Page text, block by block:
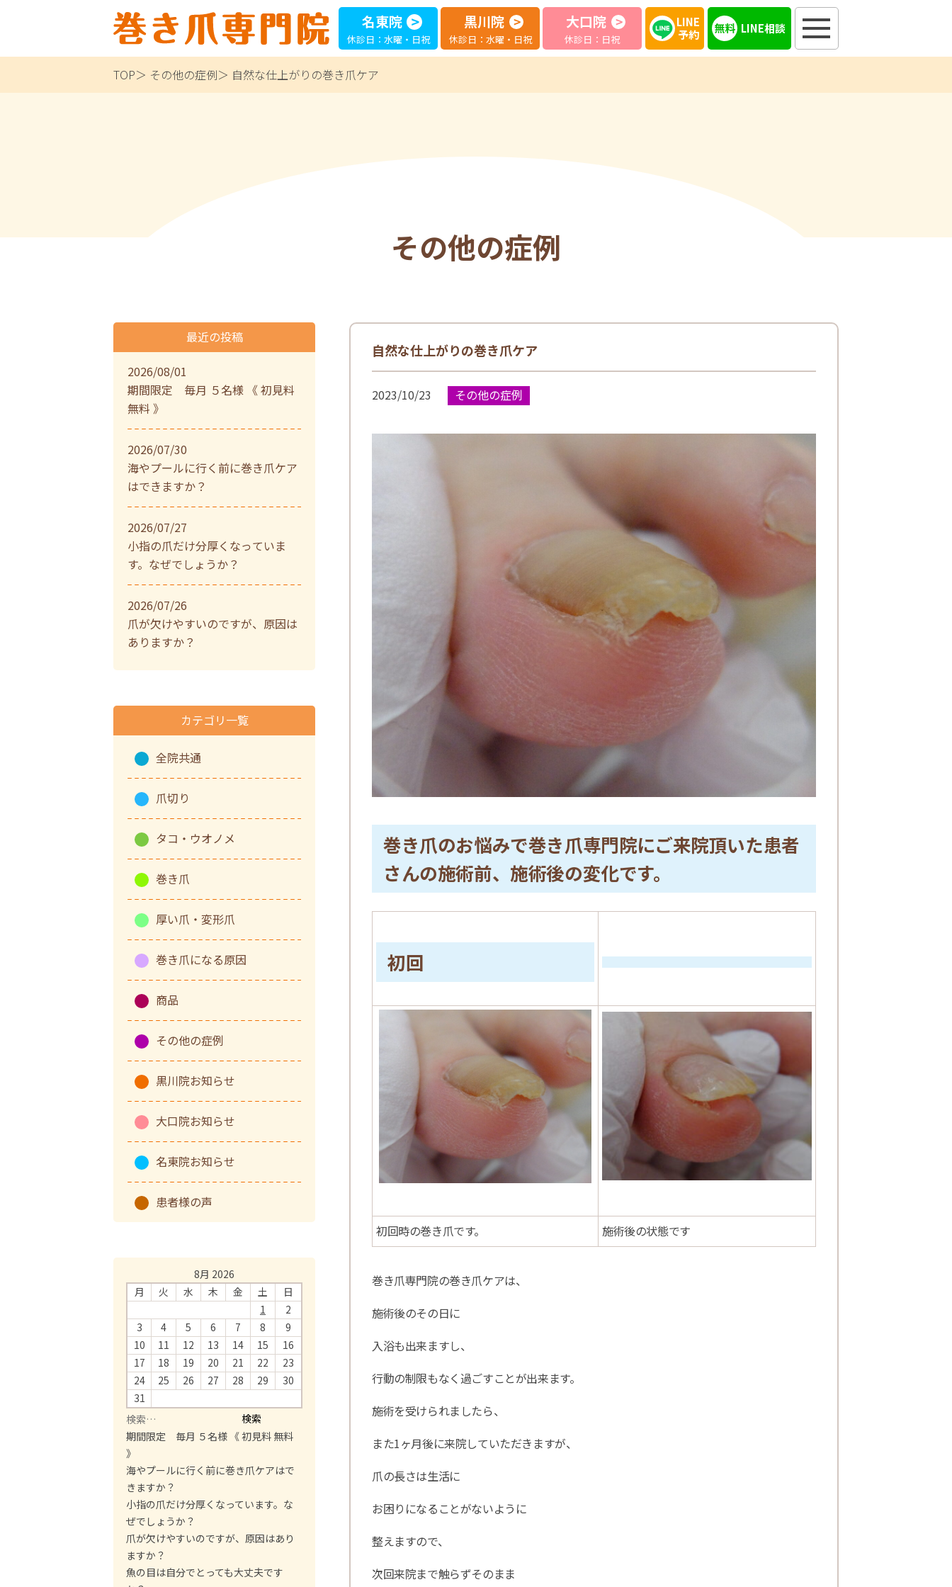
名東院
休診日：水曜・日祝
黒川院
休診日：水曜・日祝
大口院
休診日：日祝
LINE
予約
LINE相談
TOP その他の症例 自然な仕上がりの巻き爪ケア
その他の症例
自然な仕上がりの巻き爪ケア
2023/10/23 その他の症例
巻き爪のお悩みで巻き爪専門院にご来院頂いた患者
さんの施術前、施術後の変化です。
初回
初回時の巻き爪です。 施術後の状態です
巻き爪専門院の巻き爪ケアは、
施術後のその日に
入浴も出来ますし、
行動の制限もなく過ごすことが出来ます。
施術を受けられましたら、
また1ヶ月後に来院していただきますが、
爪の長さは生活に
お困りになることがないように
整えますので、
次回来院まで触らずそのまま
最近の投稿
2026/08/01
期間限定 毎月 ５名様 《 初見料
無料 》
2026/07/30
海やプールに行く前に巻き爪ケア
はできますか？
2026/07/27
小指の爪だけ分厚くなっていま
す。なぜでしょうか？
2026/07/26
爪が欠けやすいのですが、原因は
ありますか？
カテゴリ一覧
全院共通
爪切り
タコ・ウオノメ
巻き爪
厚い爪・変形爪
巻き爪になる原因
商品
その他の症例
黒川院お知らせ
大口院お知らせ
名東院お知らせ
患者様の声
8月 2026
月
火 水 木 金 土
日
1
2
3
4 5 6 7 8
9
10
11 12 13 14 15
16
17
18 19 20 21 22
23
24
25 26 27 28 29
30
31
検
索
:
期間限定 毎月 ５名様 《 初見料 無料
》
海やプールに行く前に巻き爪ケアはで
きますか？
小指の爪だけ分厚くなっています。な
ぜでしょうか？
爪が欠けやすいのですが、原因はあり
ますか？
魚の目は自分でとっても大丈夫です